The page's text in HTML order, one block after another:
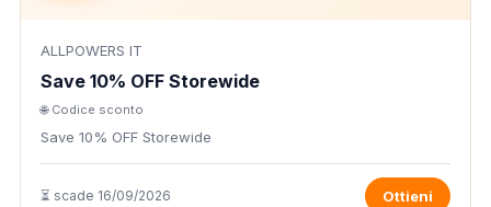
ALLPOWERS IT
Save 10% OFF Storewide
🌐 Codice sconto
Save 10% OFF Storewide
⏳ scade 16/09/2026 Ottieni